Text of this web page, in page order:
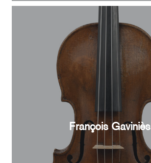
François Gaviniès